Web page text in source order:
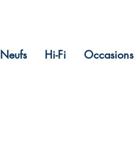
Neufs Hi-Fi Occasions